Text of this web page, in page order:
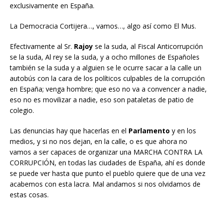
exclusivamente en España.
La Democracia Cortijera…, vamos…, algo así como El Mus.
Efectivamente al Sr. Rajoy se la suda, al Fiscal Anticorrupción
se la suda, Al rey se la suda, y a ocho millones de Españoles
también se la suda y a alguien se le ocurre sacar a la calle un
autobús con la cara de los políticos culpables de la corrupción
en España; venga hombre; que eso no va a convencer a nadie,
eso no es movilizar a nadie, eso son pataletas de patio de
colegio.
Las denuncias hay que hacerlas en el Parlamento y en los
medios, y si no nos dejan, en la calle, o es que ahora no
vamos a ser capaces de organizar una MARCHA CONTRA LA
CORRUPCIÓN, en todas las ciudades de España, ahí es donde
se puede ver hasta que punto el pueblo quiere que de una vez
acabemos con esta lacra. Mal andamos si nos olvidamos de
estas cosas.